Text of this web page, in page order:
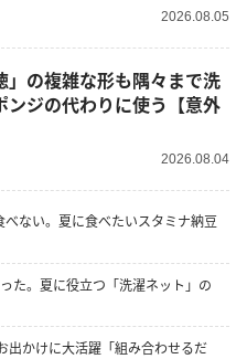
2026.08.05
」の複雑な形も隅々まで洗
ンジの代わりに使う【意外
2026.08.04
ない。夏に食べたいスタミナ納豆
た。夏に役立つ「洗濯ネット」の
出かけに大活躍「組み合わせるだ